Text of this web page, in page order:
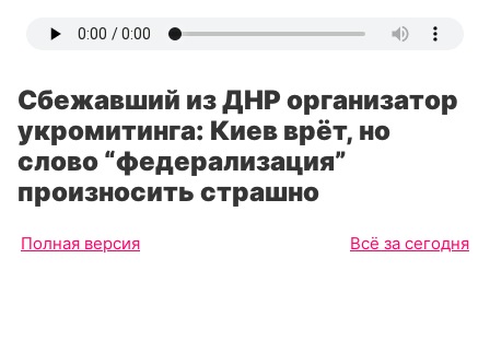
Сбежавший из ДНР организатор
укромитинга: Киев врёт, но
слово “федерализация”
произносить страшно
Полная версия Всё за сегодня